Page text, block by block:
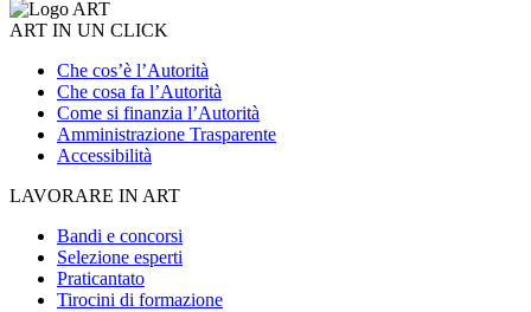
ART IN UN CLICK
Che cos’è l’Autorità
Che cosa fa l’Autorità
Come si finanzia l’Autorità
Amministrazione Trasparente
Accessibilità
LAVORARE IN ART
Bandi e concorsi
Selezione esperti
Praticantato
Tirocini di formazione